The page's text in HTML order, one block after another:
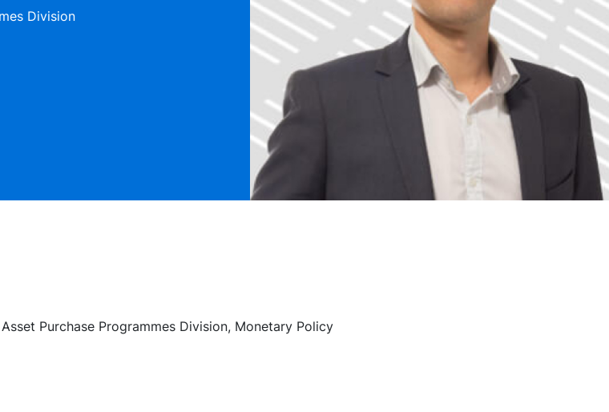
Division
Purchase Programmes Division, Monetary Policy